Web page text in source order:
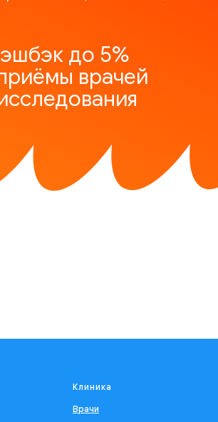
до 5%
врачей
Клиника
Врачи